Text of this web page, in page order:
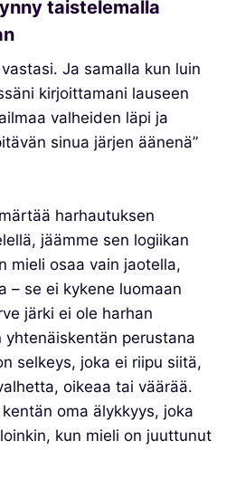
taistelemalla
Ja samalla kun luin
kirjoittamani lauseen
valheiden läpi ja
sinua järjen äänenä”
harhautuksen
jäämme sen logiikan
mieli osaa vain jaotella,
– se ei kykene luomaan
järki ei ole harhan
perustana
selkeys, joka ei riipu siitä,
oikeaa tai väärää.
oma älykkyys, joka
kun mieli on juuttunut